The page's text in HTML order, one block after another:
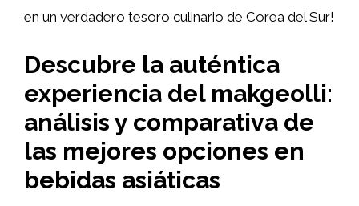
en un verdadero tesoro culinario de Corea del Sur!
Descubre la auténtica
experiencia del makgeolli:
análisis y comparativa de
las mejores opciones en
bebidas asiáticas